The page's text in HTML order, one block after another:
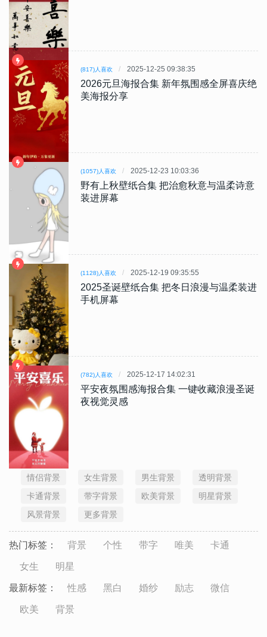
(817)人喜欢 2025-12-25 09:38:35
2026元旦海报合集 新年氛围感全屏喜庆绝
美海报分享
(1057)人喜欢 2025-12-23 10:03:36
野有上秋壁纸合集 把治愈秋意与温柔诗意
装进屏幕
(1128)人喜欢 2025-12-19 09:35:55
2025圣诞壁纸合集 把冬日浪漫与温柔装进
手机屏幕
(782)人喜欢 2025-12-17 14:02:31
平安夜氛围感海报合集 一键收藏浪漫圣诞
夜视觉灵感
情侣背景 女生背景 男生背景
透明背景
卡通背景
带字背景 欧美背景
明星背景
风景背景
更多背景
热门标签： 背景 个性 带字 唯美 卡通
女生 明星
最新标签： 性感 黑白 婚纱 励志 微信
欧美 背景